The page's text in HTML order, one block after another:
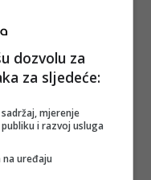
dozvolu za
za sljedeće:
mjerenje
i razvoj usluga
uređaju